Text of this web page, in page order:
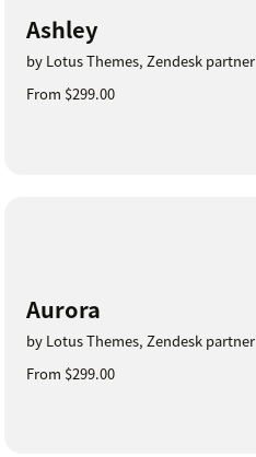
Ashley
by Lotus Themes, Zendesk partner
From $299.00
Aurora
by Lotus Themes, Zendesk partner
From $299.00